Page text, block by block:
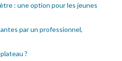
: une option pour les jeunes
par un professionnel,
?